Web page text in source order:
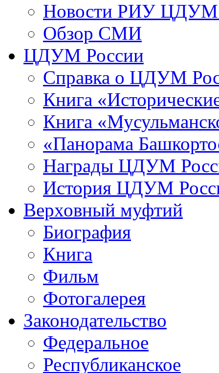
Новости РИУ ЦДУМ
Обзор СМИ
ЦДУМ России
Справка о ЦДУМ
Книга
Книга
«Панорама
Награды ЦДУМ
История ЦДУМ
Верховный муфтий
Биография
Книга
Фильм
Фотогалерея
Законодательство
Федеральное
Республиканское